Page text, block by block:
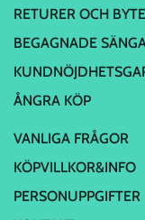
RETURER OCH
BEGAGNADE
ÅNGRA KÖP
VANLIGA FRÅGOR
KÖPVILLKOR&INFO
PERSONUPPGIFTER